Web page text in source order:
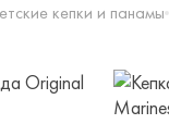
кепки и панамы